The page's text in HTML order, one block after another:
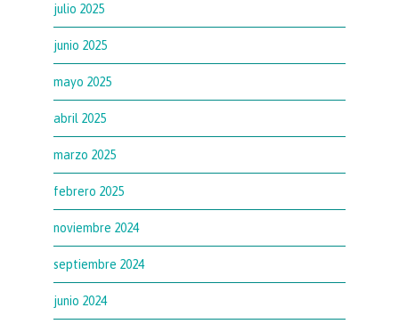
julio 2025
junio 2025
mayo 2025
abril 2025
marzo 2025
febrero 2025
noviembre 2024
septiembre 2024
junio 2024